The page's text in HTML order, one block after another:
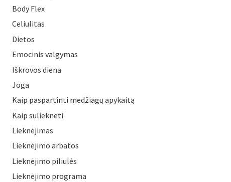
Body Flex
Celiulitas
Dietos
Emocinis valgymas
Iškrovos diena
Joga
Kaip paspartinti medžiagų apykaitą
Kaip suliekneti
Lieknėjimas
Lieknėjimo arbatos
Lieknėjimo piliulės
Lieknėjimo programa